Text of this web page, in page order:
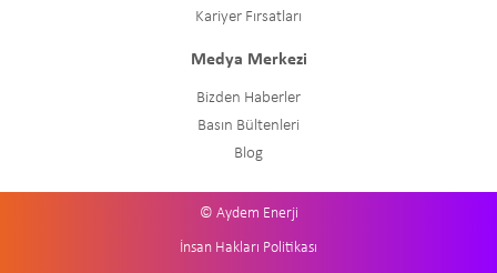
Kariyer Fırsatları
Medya Merkezi
Bizden Haberler
Basın Bültenleri
Blog
© Aydem Enerji
İnsan Hakları Politikası